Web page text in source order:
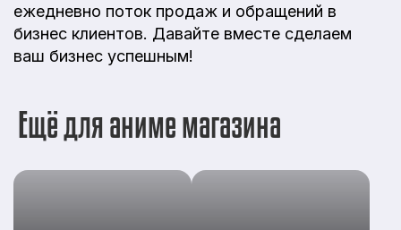
ежедневно поток продаж и обращений в
бизнес клиентов. Давайте вместе сделаем
ваш бизнес успешным!
Ещё для аниме магазина